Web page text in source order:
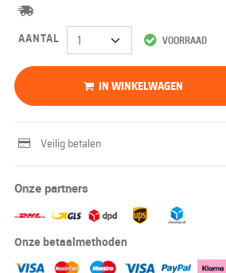
VOORRAAD
AANTAL
IN WINKELWAGEN
Veilig betalen
Onze partners
Onze betaalmethoden